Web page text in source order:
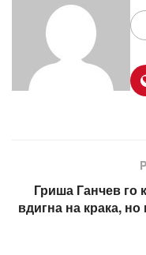
Гриша Ганчев го
вдигна на крака,